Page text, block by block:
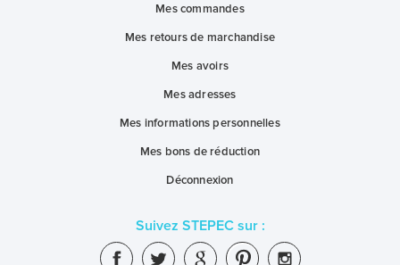
Mes commandes
Mes retours de marchandise
Mes avoirs
Mes adresses
Mes informations personnelles
Mes bons de réduction
Déconnexion
Suivez STEPEC sur :